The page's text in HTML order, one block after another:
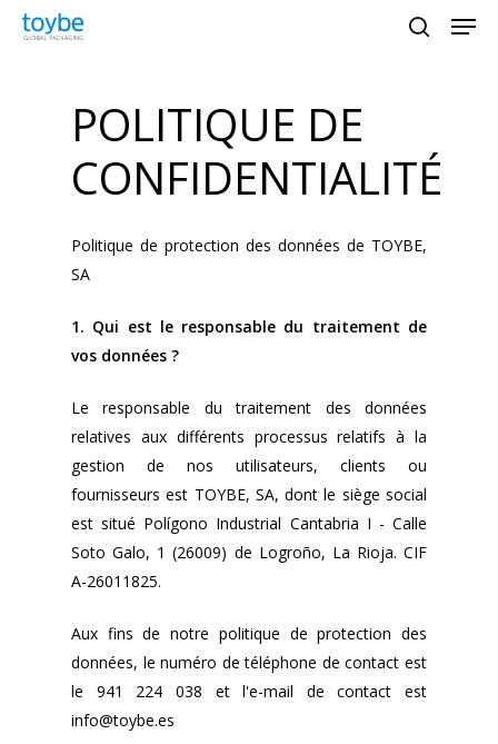
Skip
value="" aria-label="Search"
placeholder="Search" />
POLITIQUE DE
CONFIDENTIALITÉ
Politique de protection des données de TOYBE,
SA
1. Qui est le responsable du traitement de
vos données ?
Le responsable du traitement des données
relatives aux différents processus relatifs à la
gestion de nos utilisateurs, clients ou
fournisseurs est TOYBE, SA, dont le siège social
est situé Polígono Industrial Cantabria I - Calle
Soto Galo, 1 (26009) de Logroño, La Rioja. CIF
A-26011825.
Aux fins de notre politique de protection des
données, le numéro de téléphone de contact est
le 941 224 038 et l'e-mail de contact est
info@toybe.es